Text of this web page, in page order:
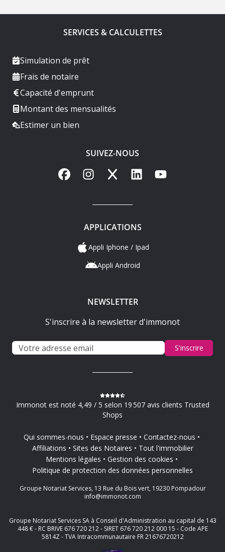
SERVICES & CALCULETTES
Simulation de prêt
Frais de notaire
Capacité d'emprunt
Montant des mensualités
Estimer un bien
SUIVEZ-NOUS
FacebookInstagram
X LinkedInYouTube
APPLICATIONS
Appli Iphone / Ipad
Appli Android
NEWSLETTER
S'inscrire à la newsletter d'immonot
S'inscrire
Immonot est noté 4,49 / 5 selon 19 507 avis clients Trusted
Shops
Qui sommes-nous Espace presse
Contactez-nous
Affiliations
Sites des Notaires
Tout l'immobilier
Mentions légales
Gestion des cookies
Politique de protection des données personnelles
Groupe Notariat Services, 13 Rue du Bois vert, 19230 Pompadour
info@immonot.com
Groupe Notariat Services SA à Conseil d'Administration au capital de 143
448 € - RC BRIVE 676 720 212 - SIRET 676 720 212 000 15 - Code APE
5814Z - TVA Intracommunautaire FR 21676720212